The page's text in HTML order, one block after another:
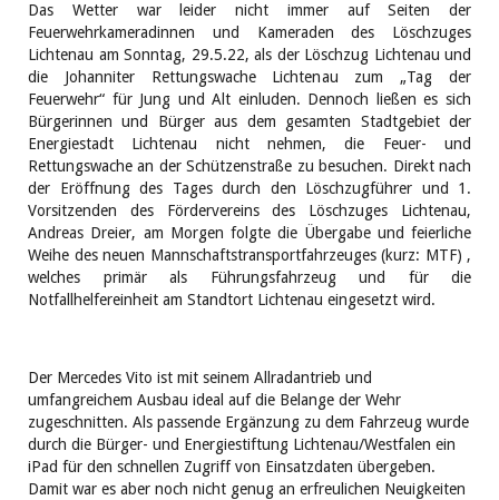
Das Wetter war leider nicht immer auf Seiten der
Feuerwehrkameradinnen und Kameraden des Löschzuges
Lichtenau am Sonntag, 29.5.22, als der Löschzug Lichtenau und
die Johanniter Rettungswache Lichtenau zum „Tag der
Feuerwehr“ für Jung und Alt einluden. Dennoch ließen es sich
Bürgerinnen und Bürger aus dem gesamten Stadtgebiet der
Energiestadt Lichtenau nicht nehmen, die Feuer- und
Rettungswache an der Schützenstraße zu besuchen. Direkt nach
der Eröffnung des Tages durch den Löschzugführer und 1.
Vorsitzenden des Fördervereins des Löschzuges Lichtenau,
Andreas Dreier, am Morgen folgte die Übergabe und feierliche
Weihe des neuen Mannschaftstransportfahrzeuges (kurz: MTF) ,
welches primär als Führungsfahrzeug und für die
Notfallhelfereinheit am Standtort Lichtenau eingesetzt wird.
Der Mercedes Vito ist mit seinem Allradantrieb und
umfangreichem Ausbau ideal auf die Belange der Wehr
zugeschnitten. Als passende Ergänzung zu dem Fahrzeug wurde
durch die Bürger- und Energiestiftung Lichtenau/Westfalen ein
iPad für den schnellen Zugriff von Einsatzdaten übergeben.
Damit war es aber noch nicht genug an erfreulichen Neuigkeiten